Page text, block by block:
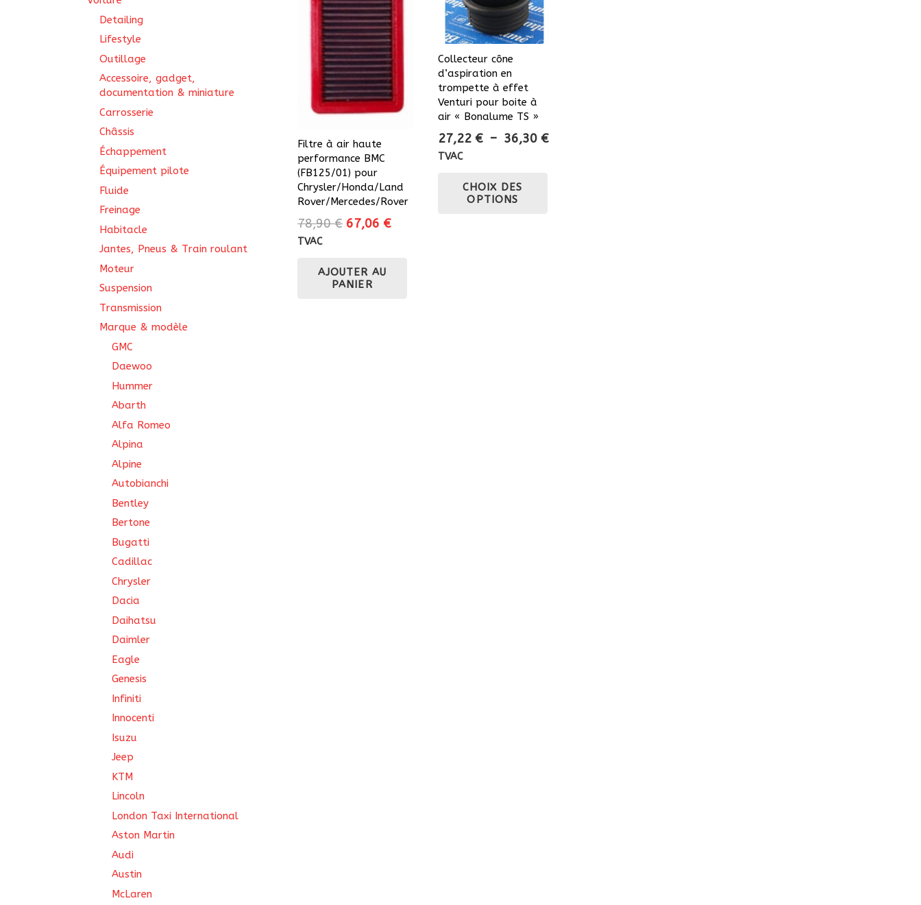
Filtre à air haute
performance BMC
(FB125/01) pour
Chrysler/Honda/Land
Rover/Mercedes/Rover
78,90€ Le
était :
78,90 €.
67,06 €Le
TVAC
AJOUTER AU
PANIER
Collecteur cône
d’aspiration en
trompette à effet
Venturi pour boite à
air « Bonalume TS »
27,22 € – 36,30 €Plage
TVAC
CHOIX DES
OPTIONS
Detailing
Lifestyle
Outillage
Accessoire, gadget,
documentation & miniature
Carrosserie
Châssis
Échappement
Équipement pilote
Fluide
Freinage
Habitacle
Jantes, Pneus & Train roulant
Moteur
Suspension
Transmission
Marque & modèle
GMC
Daewoo
Hummer
Abarth
Alfa Romeo
Alpina
Alpine
Autobianchi
Bentley
Bertone
Bugatti
Cadillac
Chrysler
Dacia
Daihatsu
Daimler
Eagle
Genesis
Infiniti
Innocenti
Isuzu
Jeep
KTM
Lincoln
London Taxi International
Aston Martin
Audi
Austin
McLaren